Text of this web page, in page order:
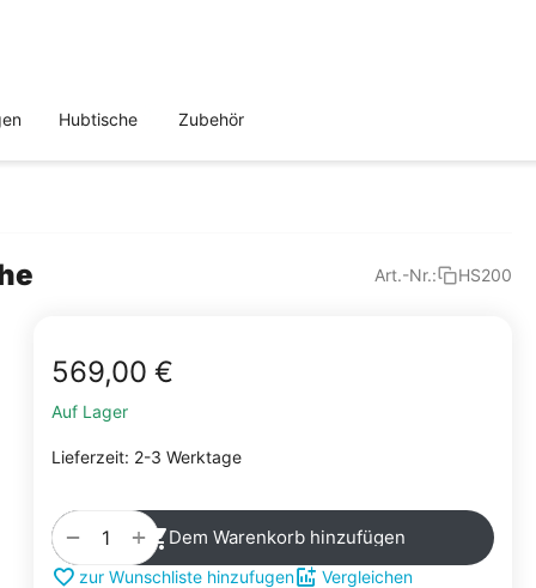
Hubtische Zubehör
Art.-Nr.: HS200
569,00 €
Auf Lager
Lieferzeit: 2-3 Werktage
+
− Dem Warenkorb hinzufügen
zur Wunschliste hinzufugen Vergleichen